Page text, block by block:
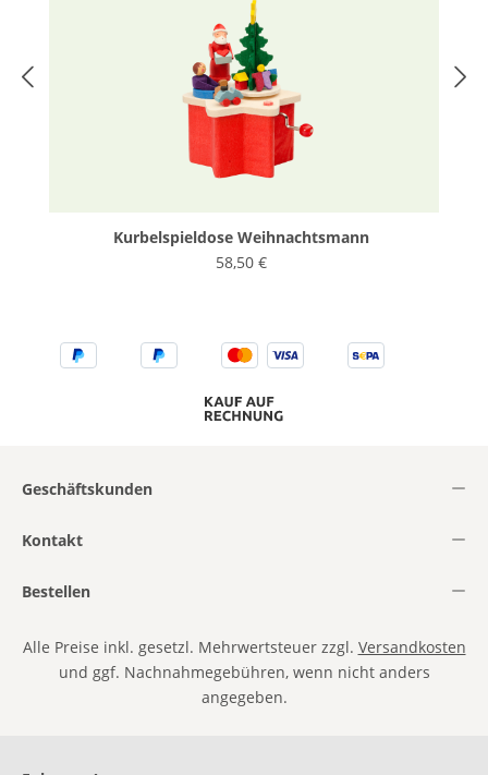
Kurbelspieldose Weihnachtsmann
58,50 €
Geschäftskunden
Kontakt
Bestellen
Alle Preise inkl. gesetzl. Mehrwertsteuer zzgl. Versandkosten
und ggf. Nachnahmegebühren, wenn nicht anders
angegeben.